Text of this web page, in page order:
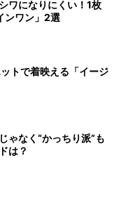
ワになりにくい！1枚
ンワン」2選
トで着映える「イージ
ゃなく“かっちり派”も
は？